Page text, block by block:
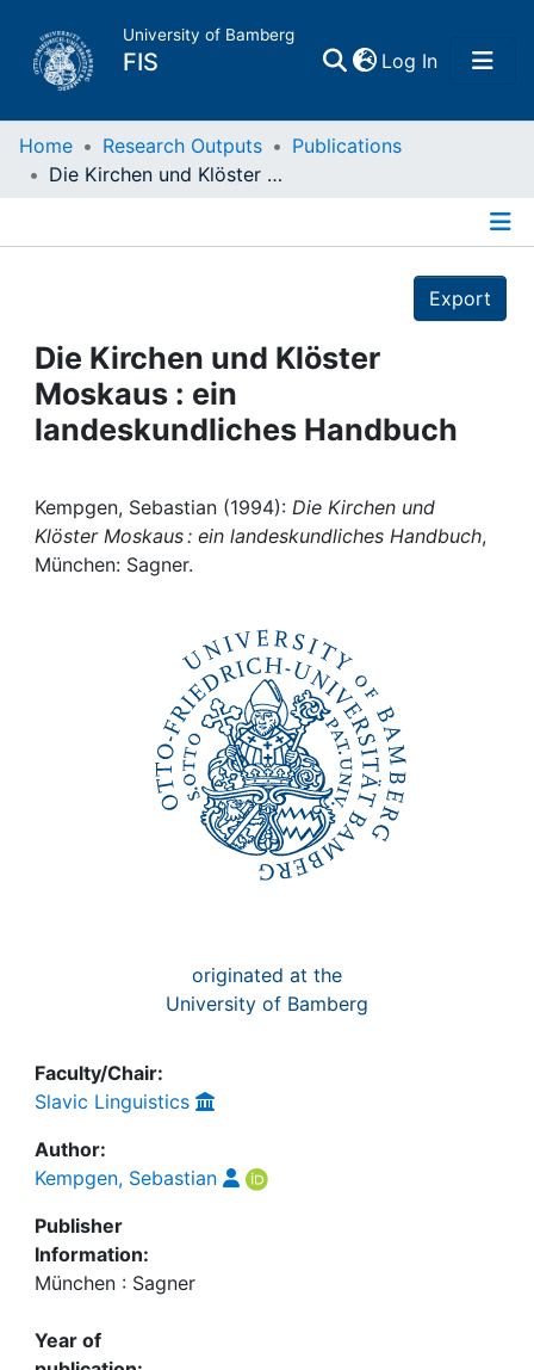
University of Bamberg
FIS Log In(current)
Home
Projects
People
Awards
Home Research Outputs
Publications
Die Kirchen und Klöster Moskaus : ein landeskundliches Handbuch
Export
Die Kirchen und Klöster
Moskaus : ein
landeskundliches Handbuch
Kempgen, Sebastian (1994): Die Kirchen und
Klöster Moskaus : ein landeskundliches Handbuch,
München: Sagner.
originated at the
University of Bamberg
Faculty/Chair:
Slavic Linguistics
Author:
Kempgen, Sebastian
Publisher
Information:
München : Sagner
Year of